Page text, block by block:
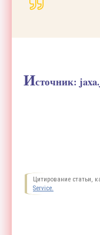
Источник:
Цитирование статьи,
Service.